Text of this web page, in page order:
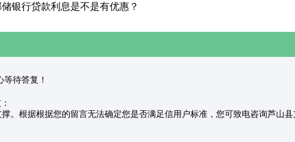
银行贷款利息是不是有优惠？
待答复！
根据根据您的留言无法确定您是否满足信用户标准，您可致电咨询芦山